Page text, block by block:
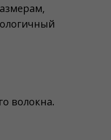
волокна.